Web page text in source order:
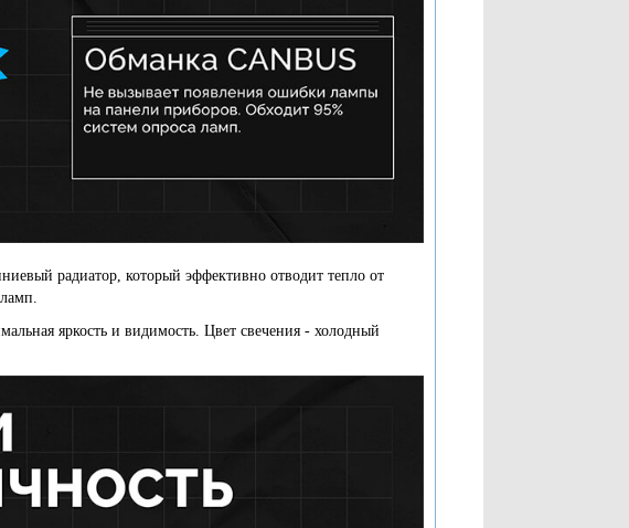
радиатор, который эффективно отводит тепло от
яркость и видимость. Цвет свечения - холодный